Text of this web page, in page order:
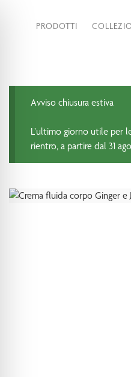
PRODOTTI
Avviso chiusura estiva
L’ultimo giorno utile per
rientro, a partire dal 31